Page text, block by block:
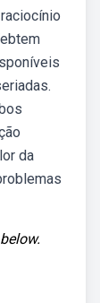
da